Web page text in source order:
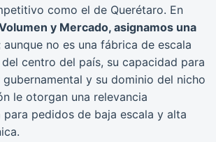
como el de Querétaro. En
y Mercado, asignamos una
aunque no es una fábrica de escala
centro del país, su capacidad para
y su dominio del nicho
le otorgan una relevancia
pedidos de baja escala y alta